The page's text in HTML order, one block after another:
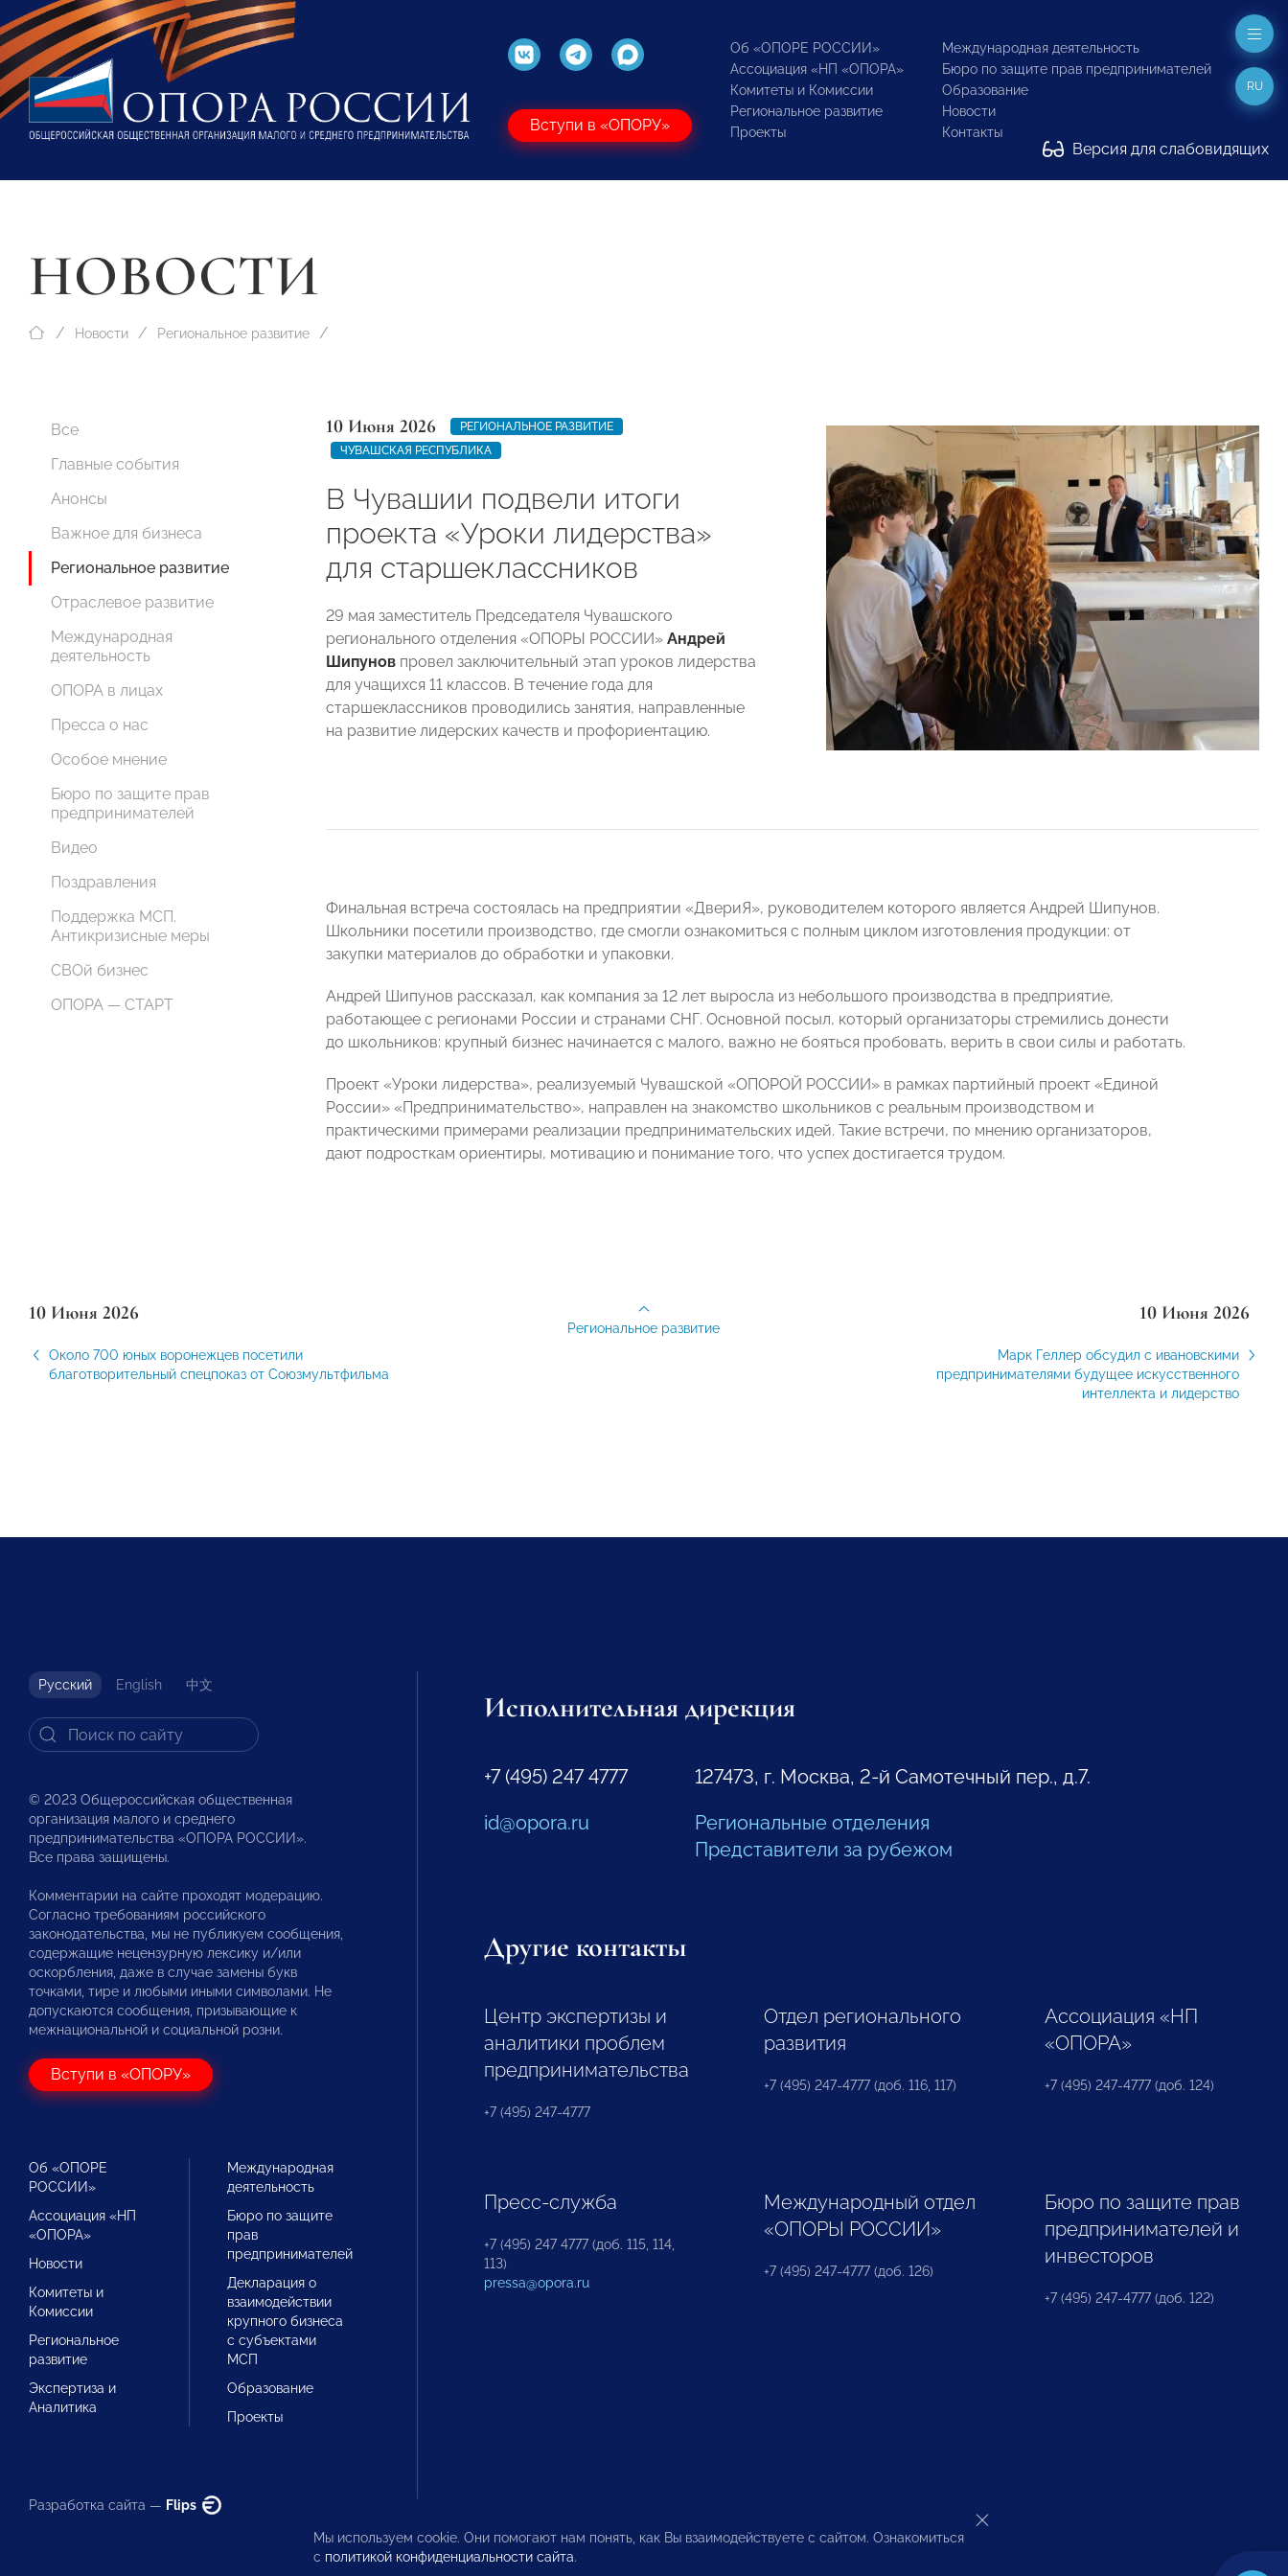
Вступи в «ОПОРУ»
Об «ОПОРЕ РОССИИ»
Ассоциация «НП «ОПОРА»
Комитеты и Комиссии
Региональное развитие
Проекты
Международная деятельность
Бюро по защите прав предпринимателей
Образование
Новости
Контакты
Версия для слабовидящих
RU
НОВОСТИ
Новости Региональное развитие
Все
Главные события
Анонсы
Важное для бизнеса
Региональное развитие
Отраслевое развитие
Международная
деятельность
ОПОРА в лицах
Пресса о нас
Особое мнение
Бюро по защите прав
предпринимателей
Видео
Поздравления
Поддержка МСП.
Антикризисные меры
СВОй бизнес
ОПОРА — СТАРТ
10 Июня 2026
РЕГИОНАЛЬНОЕ РАЗВИТИЕ
ЧУВАШСКАЯ РЕСПУБЛИКА
В Чувашии подвели итоги
проекта «Уроки лидерства»
для старшеклассников
29 мая заместитель Председателя Чувашского
регионального отделения «ОПОРЫ РОССИИ» Андрей
Шипунов провел заключительный этап уроков лидерства
для учащихся 11 классов. В течение года для
старшеклассников проводились занятия, направленные
на развитие лидерских качеств и профориентацию.
Финальная встреча состоялась на предприятии «ДвериЯ», руководителем которого является Андрей Шипунов.
Школьники посетили производство, где смогли ознакомиться с полным циклом изготовления продукции: от
закупки материалов до обработки и упаковки.
Андрей Шипунов рассказал, как компания за 12 лет выросла из небольшого производства в предприятие,
работающее с регионами России и странами СНГ. Основной посыл, который организаторы стремились донести
до школьников: крупный бизнес начинается с малого, важно не бояться пробовать, верить в свои силы и работать.
Проект «Уроки лидерства», реализуемый Чувашской «ОПОРОЙ РОССИИ» в рамках партийный проект «Единой
России» «Предпринимательство», направлен на знакомство школьников с реальным производством и
практическими примерами реализации предпринимательских идей. Такие встречи, по мнению организаторов,
дают подросткам ориентиры, мотивацию и понимание того, что успех достигается трудом.
10 Июня 2026
Около 700 юных воронежцев посетили
благотворительный спецпоказ от Союзмультфильма
10 Июня 2026
Марк Геллер обсудил с ивановскими
предпринимателями будущее искусственного
интеллекта и лидерство
Региональное развитие
Русский English 中文
© 2023 Общероссийская общественная
организация малого и среднего
предпринимательства «ОПОРА РОССИИ».
Все права защищены.
Комментарии на сайте проходят модерацию.
Согласно требованиям российского
законодательства, мы не публикуем сообщения,
содержащие нецензурную лексику и/или
оскорбления, даже в случае замены букв
точками, тире и любыми иными символами. Не
допускаются сообщения, призывающие к
межнациональной и социальной розни.
Вступи в «ОПОРУ»
Об «ОПОРЕ
РОССИИ»
Ассоциация «НП
«ОПОРА»
Новости
Комитеты и
Комиссии
Региональное
развитие
Экспертиза и
Аналитика
Международная
деятельность
Бюро по защите
прав
предпринимателей
Декларация о
взаимодействии
крупного бизнеса
с субъектами
МСП
Образование
Проекты
Разработка сайта — Flips
Исполнительная дирекция
+7 (495) 247 4777
id@opora.ru
127473, г. Москва, 2-й Самотечный пер., д.7.
Региональные отделения
Представители за рубежом
Другие контакты
Центр экспертизы и
аналитики проблем
предпринимательства
+7 (495) 247-4777
Отдел регионального
развития
+7 (495) 247-4777 (доб. 116, 117)
Ассоциация «НП
«ОПОРА»
+7 (495) 247-4777 (доб. 124)
Пресс-служба
+7 (495) 247 4777 (доб. 115, 114,
113)
pressa@opora.ru
Международный отдел
«ОПОРЫ РОССИИ»
+7 (495) 247-4777 (доб. 126)
Бюро по защите прав
предпринимателей и
инвесторов
+7 (495) 247-4777 (доб. 122)
Мы используем cookie. Они помогают нам понять, как Вы взаимодействуете с сайтом. Ознакомиться
с политикой конфиденциальности сайта.